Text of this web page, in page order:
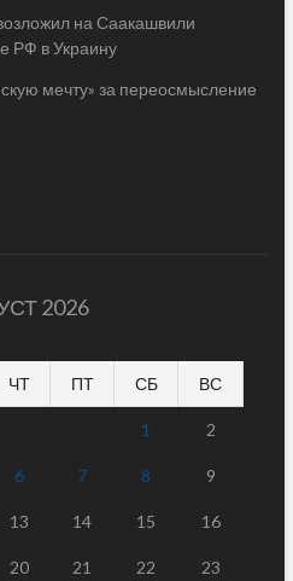
на Саакашвили
РФ в Украину
мечту» за переосмысление
2026
ЧТ ПТ СБ ВС
1 2
6 7 8 9
13 14 15 16
20 21 22 23